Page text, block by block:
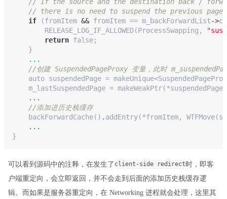
// there is no need to suspend the previous
if (fromItem && fromItem == m_backForwardList->
        RELEASE_LOG_IF_ALLOWED(ProcessSwapping,
return false;
    }
...
//创建 SuspendedPageProxy 变量，此时
auto suspendedPage =
m_lastSuspendedPage =
...
//添加进历史栈缓存
    backForwardCache()
. addEntry(*fromItem,
...
}
可以看到源码中的注释，在发生了 client-side redirect时，即客
户端重定向，会立即返回，并不会走到后面的添加历史栈缓存逻
辑。而如果是服务器重定向，在 Networking 进程就会处理，这里其